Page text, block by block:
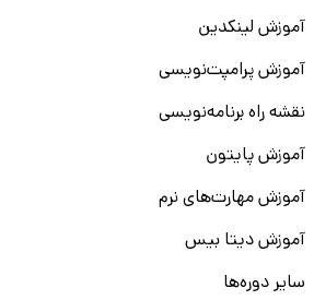
آموزش لینکدین
آموزش پرامپت‌نویسی
نقشه راه برنامه‌نویسی
آموزش پایتون
آموزش مهارت‌های نرم
آموزش دیتا بیس
سایر دوره‌ها